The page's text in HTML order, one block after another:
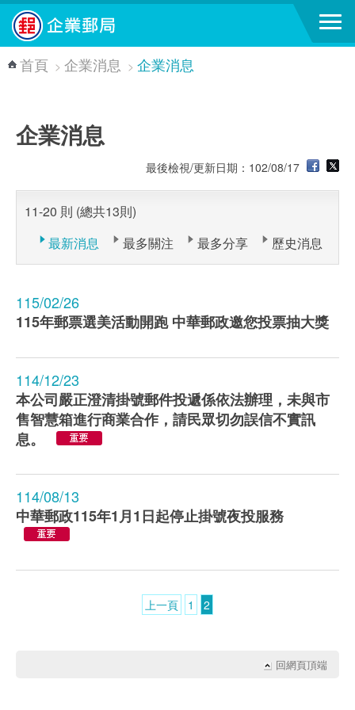
跳到主要內容區塊
首頁 > 企業消息 > 企業消息
企業消息
最後檢視/更新日期：102/08/17
11-20 則 (總共13則)
最新消息
最多關注 最多分享 歷史消息
115/02/26
115年郵票選美活動開跑 中華郵政邀您投票抽大獎
114/12/23
本公司嚴正澄清掛號郵件投遞係依法辦理，未與市
售智慧箱進行商業合作，請民眾切勿誤信不實訊
息。
114/08/13
中華郵政115年1月1日起停止掛號夜投服務
上一頁 1 2
回網頁頂端